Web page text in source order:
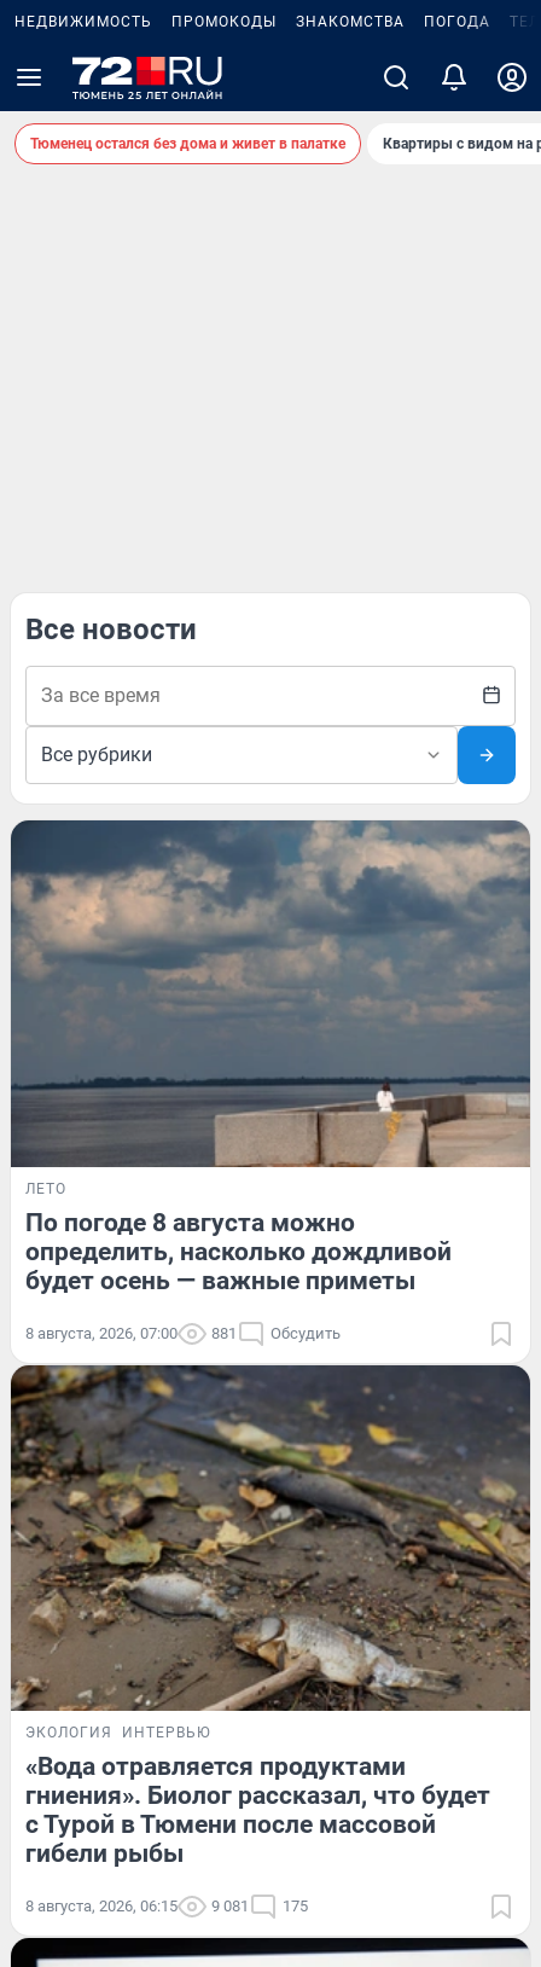
НЕДВИЖИМОСТЬ ПРОМОКОДЫ ЗНАКОМСТВА ПОГОДА
Тюменец остался без дома и живет в палатке Квартиры с видом на
Все новости
ЛЕТО
По погоде 8 августа можно
определить, насколько дождливой
будет осень — важные приметы
8 августа, 2026, 07:00 881 Обсудить
ЭКОЛОГИЯ ИНТЕРВЬЮ
«Вода отравляется продуктами
гниения». Биолог рассказал, что будет
с Турой в Тюмени после массовой
гибели рыбы
8 августа, 2026, 06:15 9 081 175